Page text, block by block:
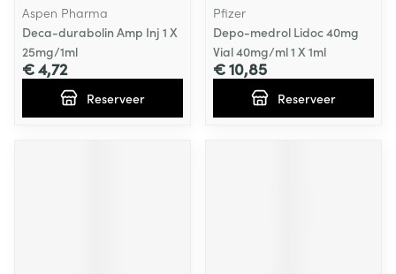
Aspen Pharma
Deca-durabolin Amp Inj 1 X
25mg/1ml
€ 4,72
Reserveer
Pfizer
Depo-medrol Lidoc 40mg
Vial 40mg/ml 1 X 1ml
€ 10,85
Reserveer